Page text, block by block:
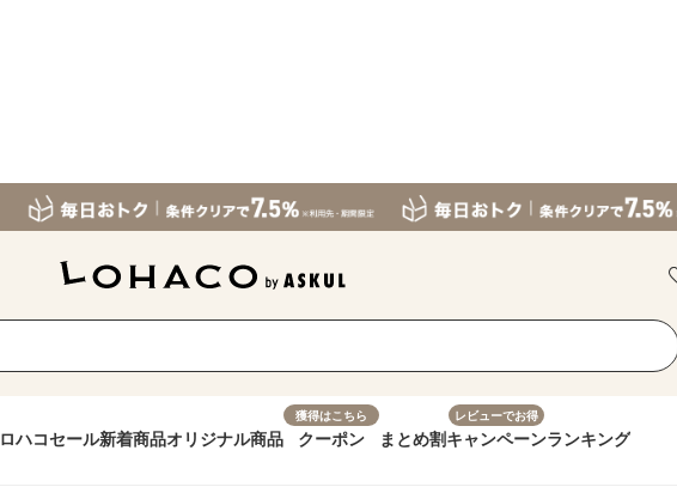
ロハコセール新着商品オリジナル商品
獲得はこちら
クーポン まとめ割
レビューでお得
キャンペーンランキング